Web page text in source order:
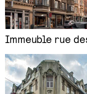
Immeuble rue